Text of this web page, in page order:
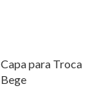
Capa para
Bege